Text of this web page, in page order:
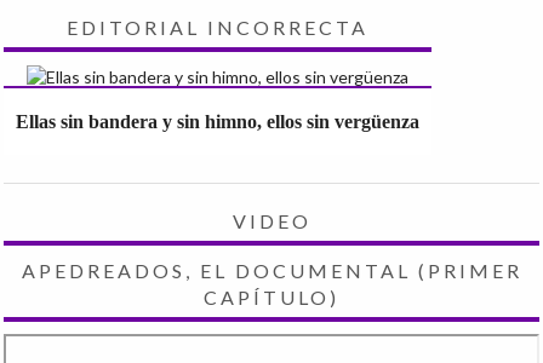
EDITORIAL INCORRECTA
Ellas sin bandera y sin himno, ellos sin vergüenza
VIDEO
APEDREADOS, EL DOCUMENTAL (PRIMER
CAPÍTULO)